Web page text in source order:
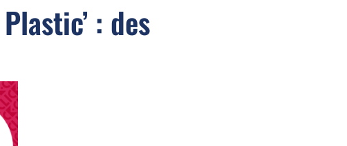
: des